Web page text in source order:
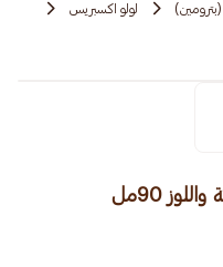
(بترومين)
لولو اكسبريس
90مل